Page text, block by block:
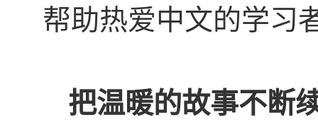
帮助热爱中文的学习
把温暖的故事不断